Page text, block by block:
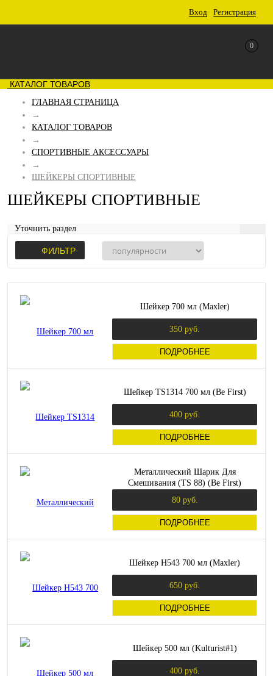
Вход Регистрация
0
КАТАЛОГ ТОВАРОВ
ГЛАВНАЯ СТРАНИЦА
→
КАТАЛОГ ТОВАРОВ
→
СПОРТИВНЫЕ АКСЕССУАРЫ
→
ШЕЙКЕРЫ СПОРТИВНЫЕ
ШЕЙКЕРЫ СПОРТИВНЫЕ
Уточнить раздел
ФИЛЬТР
Шейкер 700 мл (Maxler)
350 руб.
ПОДРОБНЕЕ
Шейкер TS1314 700 мл (Be First)
400 руб.
ПОДРОБНЕЕ
Металлический Шарик Для
Смешивания (TS 88) (Be First)
80 руб.
ПОДРОБНЕЕ
Шейкер H543 700 мл (Maxler)
650 руб.
ПОДРОБНЕЕ
Шейкер 500 мл (Kulturist#1)
400 руб.